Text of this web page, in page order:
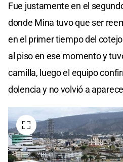
Fue justamente en el
donde Mina tuvo que ser
en el primer tiempo del
al piso en ese momento y
camilla, luego el equipo
dolencia y no volvió a